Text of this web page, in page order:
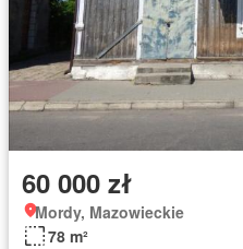
60 000 zł
Mordy, Mazowieckie
78 m²